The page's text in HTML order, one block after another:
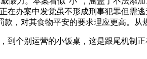
在办案中发觉虽不形成刑事犯罪但需
，对其食物平安的要求理应更高。从
个别运营的小饭桌，这是跟尾机制